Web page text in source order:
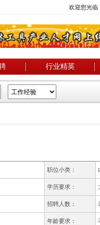
欢迎您光临
行业精英
职位小类：
学历要求：
招聘人数：
年龄要求：